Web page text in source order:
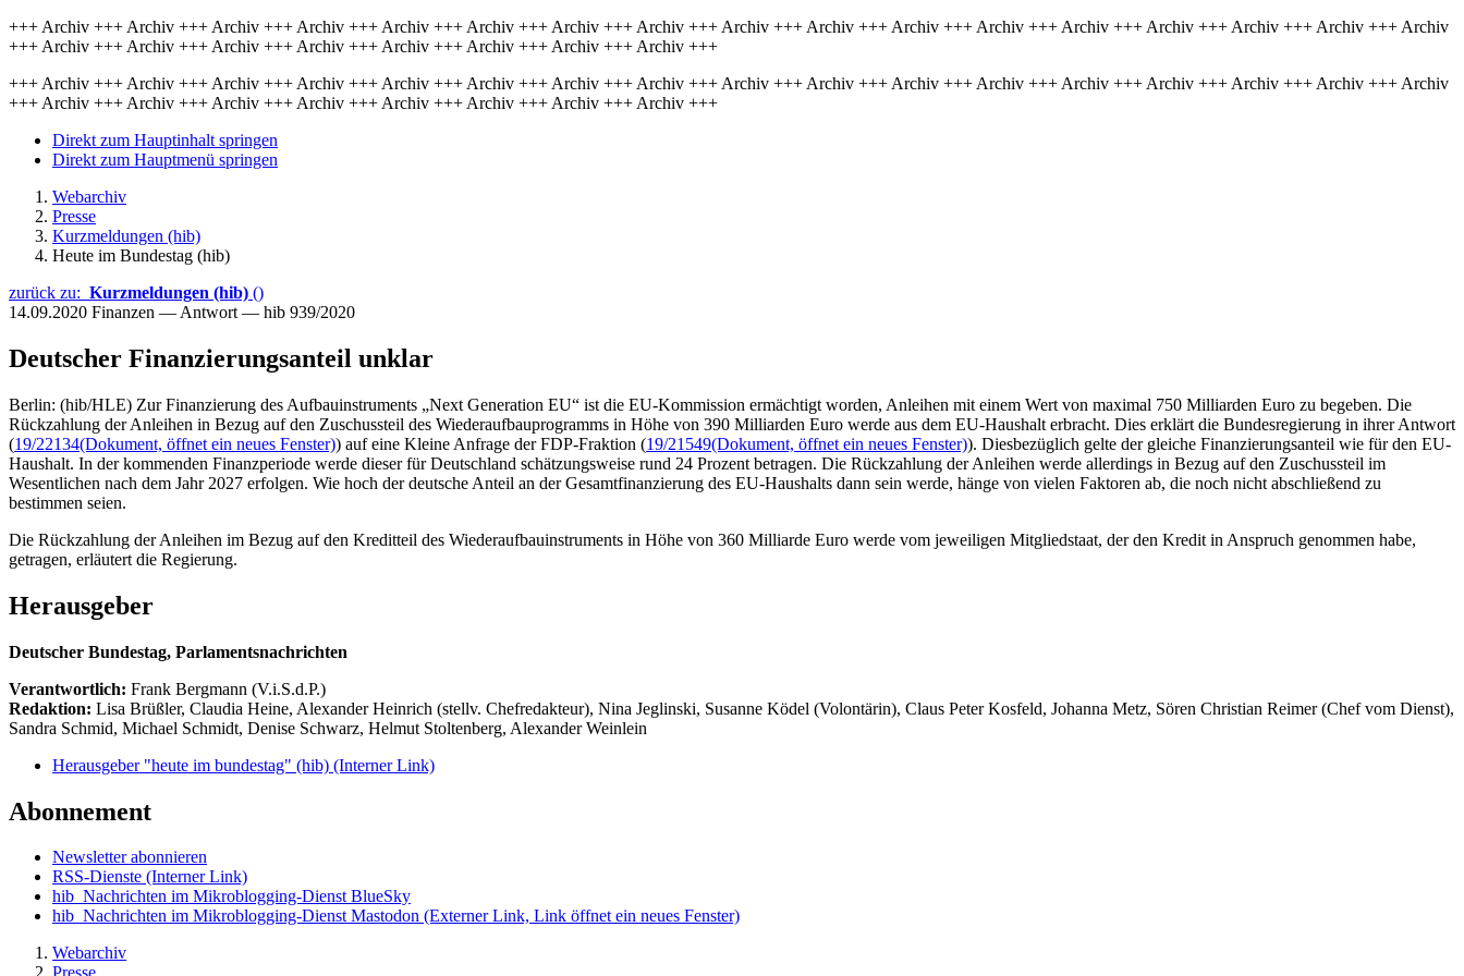
+++ Archiv +++ Archiv +++ Archiv +++ Archiv +++ Archiv +++ Archiv +++ Archiv +++ Archiv +++ Archiv +++ Archiv +++ Archiv +++ Archiv +++ Archiv +++ Archiv +++ Archiv +++ Archiv +++ Archiv
+++ Archiv +++ Archiv +++ Archiv +++ Archiv +++ Archiv +++ Archiv +++ Archiv +++ Archiv +++
+++ Archiv +++ Archiv +++ Archiv +++ Archiv +++ Archiv +++ Archiv +++ Archiv +++ Archiv +++ Archiv +++ Archiv +++ Archiv +++ Archiv +++ Archiv +++ Archiv +++ Archiv +++ Archiv +++ Archiv
+++ Archiv +++ Archiv +++ Archiv +++ Archiv +++ Archiv +++ Archiv +++ Archiv +++ Archiv +++
Direkt zum Hauptinhalt springen
Direkt zum Hauptmenü springen
Webarchiv
Presse
Kurzmeldungen (hib)
Heute im Bundestag (hib)
zurück zu: Kurzmeldungen (hib) ()
14.09.2020 Finanzen — Antwort — hib 939/2020
Deutscher Finanzierungsanteil unklar
Berlin: (hib/HLE) Zur Finanzierung des Aufbauinstruments „Next Generation EU“ ist die EU-Kommission ermächtigt worden, Anleihen mit einem Wert von maximal 750 Milliarden Euro zu begeben. Die
Rückzahlung der Anleihen in Bezug auf den Zuschussteil des Wiederaufbauprogramms in Höhe von 390 Milliarden Euro werde aus dem EU-Haushalt erbracht. Dies erklärt die Bundesregierung in ihrer Antwort
(19/22134(Dokument, öffnet ein neues Fenster)) auf eine Kleine Anfrage der FDP-Fraktion (19/21549(Dokument, öffnet ein neues Fenster)). Diesbezüglich gelte der gleiche Finanzierungsanteil wie für den EU-
Haushalt. In der kommenden Finanzperiode werde dieser für Deutschland schätzungsweise rund 24 Prozent betragen. Die Rückzahlung der Anleihen werde allerdings in Bezug auf den Zuschussteil im
Wesentlichen nach dem Jahr 2027 erfolgen. Wie hoch der deutsche Anteil an der Gesamtfinanzierung des EU-Haushalts dann sein werde, hänge von vielen Faktoren ab, die noch nicht abschließend zu
bestimmen seien.
Die Rückzahlung der Anleihen im Bezug auf den Kreditteil des Wiederaufbauinstruments in Höhe von 360 Milliarde Euro werde vom jeweiligen Mitgliedstaat, der den Kredit in Anspruch genommen habe,
getragen, erläutert die Regierung.
Herausgeber
Deutscher Bundestag, Parlamentsnachrichten
Verantwortlich: Frank Bergmann (V.i.S.d.P.)
Redaktion: Lisa Brüßler, Claudia Heine, Alexander Heinrich (stellv. Chefredakteur), Nina Jeglinski, Susanne Ködel (Volontärin), Claus Peter Kosfeld, Johanna Metz, Sören Christian Reimer (Chef vom Dienst),
Sandra Schmid, Michael Schmidt, Denise Schwarz, Helmut Stoltenberg, Alexander Weinlein
Herausgeber "heute im bundestag" (hib) (Interner Link)
Abonnement
Newsletter abonnieren
RSS-Dienste (Interner Link)
hib_Nachrichten im Mikroblogging-Dienst BlueSky
hib_Nachrichten im Mikroblogging-Dienst Mastodon (Externer Link, Link öffnet ein neues Fenster)
Webarchiv